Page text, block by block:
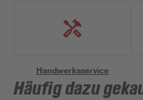
Handwerksservice
Häufig dazu